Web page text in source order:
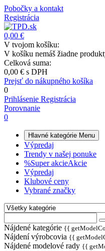
Pobočky a kontakt
Registrácia
0,00 €
V tvojom košíku:
V košíku nemáš žiadne
Celková suma:
0,00 € s DPH
Prejsť do nákupného košíka
0
Prihlásenie Registrácia
Porovnanie
0
Hlavné kategórie Menu
Výpredaj
Trendy v našej ponuke
%Super akcieAkcie
Výpredaj
Klubové ceny
Vybrané značky
Nájdené kategórie {{
Nájdení výrobcovia {{
Nájdené modelové rady {{